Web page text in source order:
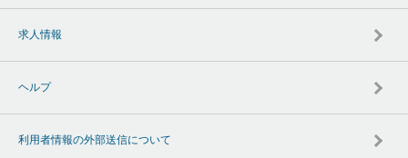
求人情報
ヘルプ
利用者情報の外部送信について